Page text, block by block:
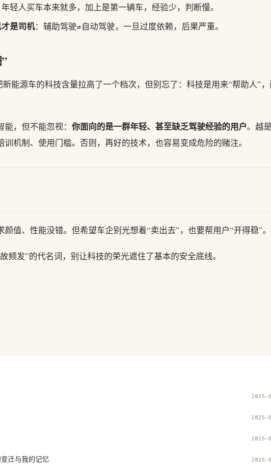
年轻人买车本来就多，加上是第一辆车，经验少，判断慢。
是司机：辅助驾驶≠自动驾驶，一旦过度依赖，后果严重。
能源车的科技含量拉高了一个档次，但别忘了：科技是用来“帮助人”
，但不能忽视： 你面向的是一群年轻、甚至缺乏驾驶经验的用户。越
机制、使用门槛。否则，再好的技术，也容易变成危险的赌注。
值、性能没错。但希望车企别光想着“卖出去”，也要帮用户“开得稳”。
频发”的代名词，别让科技的荣光遮住了基本的安全底线。
2025-
2025-
2025-
迁与我的记忆 2025-